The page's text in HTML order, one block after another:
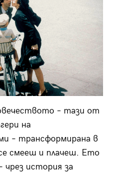
– тази от
на
– трансформирана в
смееш и плачеш. Ето
чрез история за